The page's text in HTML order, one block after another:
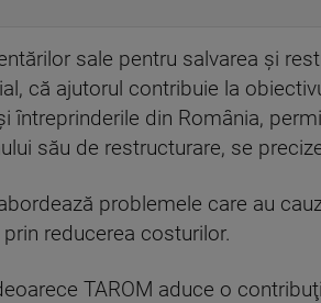
sale pentru salvarea şi
că ajutorul contribuie la
întreprinderile din România,
său de restructurare, se
problemele care au
reducerea costurilor.
TAROM aduce o